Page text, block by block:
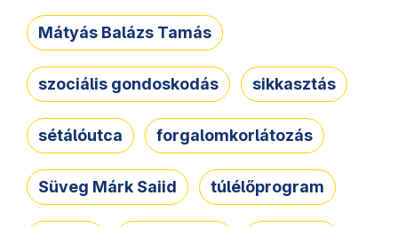
Mátyás Balázs Tamás
szociális gondoskodás sikkasztás
sétálóutca forgalomkorlátozás
Süveg Márk Saiid túlélőprogram